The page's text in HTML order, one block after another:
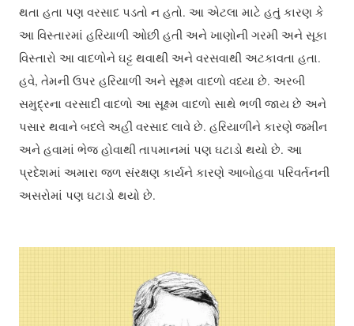
થતા હતા પણ વરસાદ પડતો ન હતો. આ એટલા માટે હતું કારણ કે
આ વિસ્તારમાં હરિયાળી ઓછી હતી અને ખાણોની ગરમી અને સૂકા
વિસ્તારો આ વાદળોને ઘટ્ટ થવાથી અને વરસવાથી અટકાવતા હતા.
હવે, તેમની ઉપર હરિયાળી અને સૂક્ષ્મ વાદળો વધ્યા છે. અરબી
સમુદ્રના વરસાદી વાદળો આ સૂક્ષ્મ વાદળો સાથે ભળી જાય છે અને
પસાર થવાને બદલે અહીં વરસાદ લાવે છે. હરિયાળીને કારણે જમીન
અને હવામાં ભેજ હોવાથી તાપમાનમાં પણ ઘટાડો થયો છે. આ
પ્રદેશમાં અમારા જળ સંરક્ષણ કાર્યને કારણે આબોહવા પરિવર્તનની
અસરોમાં પણ ઘટાડો થયો છે.